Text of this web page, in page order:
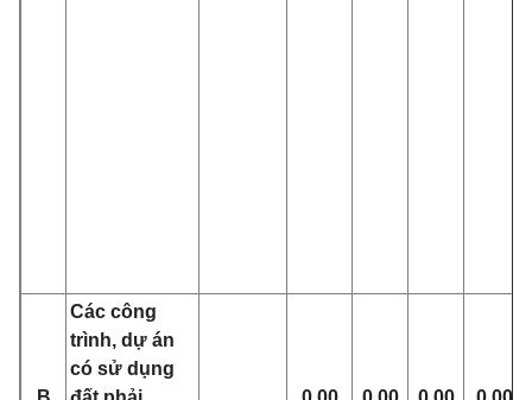
Các công
trình, dự án
có sử dụng